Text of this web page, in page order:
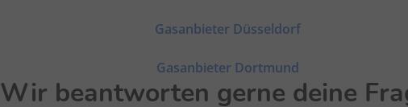
Gasanbieter Düsseldorf
Gasanbieter Dortmund
Wir beantworten gerne deine